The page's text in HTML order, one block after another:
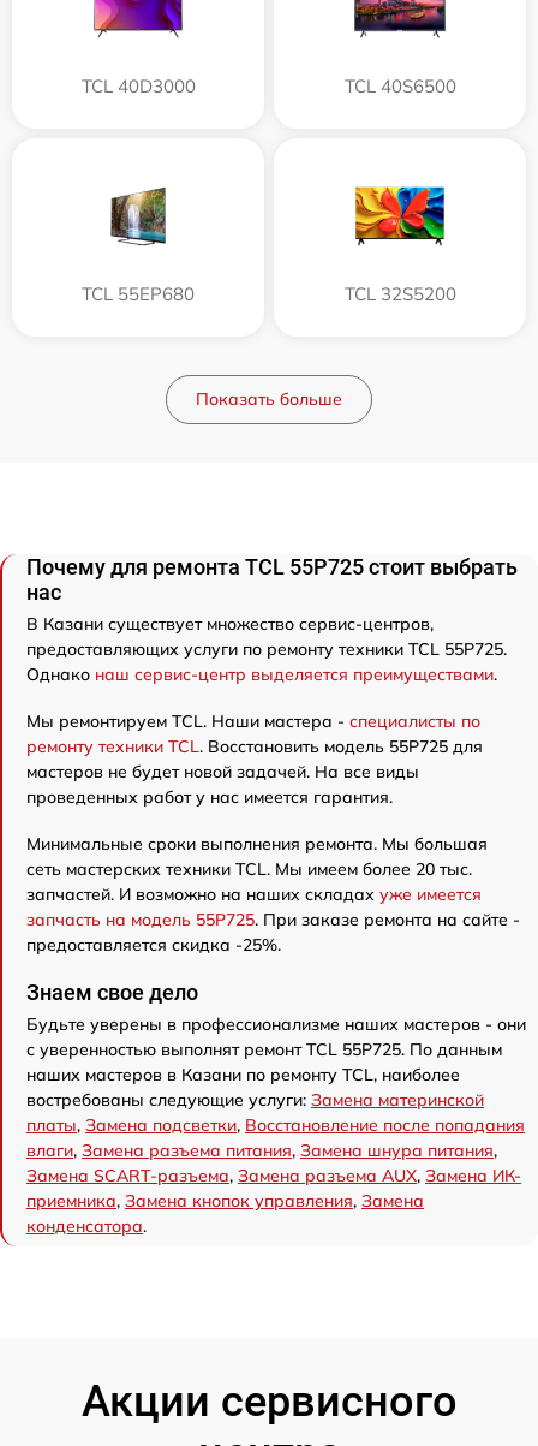
TCL 40D3000 TCL 40S6500
TCL 55EP680 TCL 32S5200
Показать больше
Почему для ремонта TCL 55P725 стоит выбрать
нас
В Казани существует множество сервис-центров,
предоставляющих услуги по ремонту техники TCL 55P725.
Однако наш сервис-центр выделяется преимуществами.
Мы ремонтируем TCL. Наши мастера - специалисты по
ремонту техники TCL. Восстановить модель 55P725 для
мастеров не будет новой задачей. На все виды
проведенных работ у нас имеется гарантия.
Минимальные сроки выполнения ремонта. Мы большая
сеть мастерских техники TCL. Мы имеем более 20 тыс.
запчастей. И возможно на наших складах уже имеется
запчасть на модель 55P725. При заказе ремонта на сайте -
предоставляется скидка -25%.
Знаем свое дело
Будьте уверены в профессионализме наших мастеров - они
с уверенностью выполнят ремонт TCL 55P725. По данным
наших мастеров в Казани по ремонту TCL, наиболее
востребованы следующие услуги: Замена материнской
платы, Замена подсветки, Восстановление после попадания
влаги, Замена разъема питания, Замена шнура питания,
Замена SCART-разъема, Замена разъема AUX, Замена ИК-
приемника, Замена кнопок управления, Замена
конденсатора.
Акции сервисного